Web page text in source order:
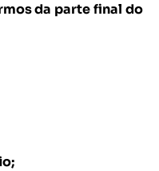
da parte final do